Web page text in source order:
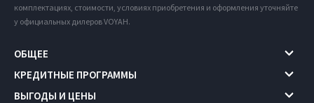
комплектациях, стоимости, условиях приобретения и оформления уточняйте
у официальных дилеров VOYAH.
ОБЩЕЕ
КРЕДИТНЫЕ ПРОГРАММЫ
ВЫГОДЫ И ЦЕНЫ